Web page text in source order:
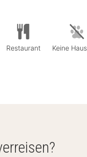
Restaurant Keine